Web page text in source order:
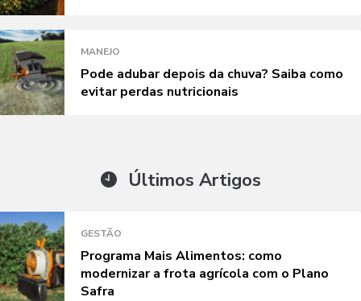
MANEJO
Pode adubar depois da chuva? Saiba como
evitar perdas nutricionais
Últimos Artigos
GESTÃO
Programa Mais Alimentos: como
modernizar a frota agrícola com o Plano
Safra